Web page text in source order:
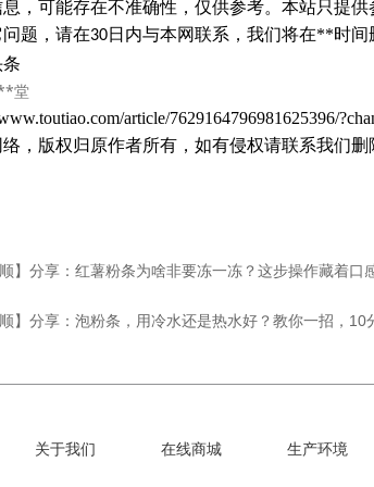
，可能存在不准确性，仅供参考。 本站只提供
题，请在30日内与本网联系，我们将在**时间
堂
article/7629164796981625396/
，版权归原作者所有，如有侵权请联系我们
顺】分享：红薯粉条为啥非要冻一冻？这步操作藏着口
顺】分享：泡粉条，用冷水还是热水好？教你一招，
关于我们 在线商城 生产环境